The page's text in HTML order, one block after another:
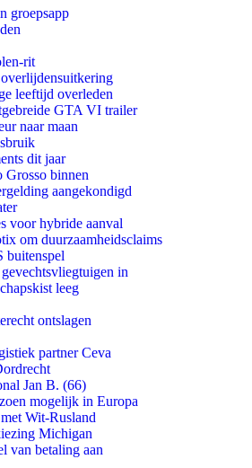
groepsapp
rit
leeftijd overleden
GTA VI trailer
naar maan
dit jaar
Grosso binnen
aangekondigd
voor hybride aanval
om duurzaamheidsclaims
buitenspel
in
leeg
ontslagen
partner Ceva
Jan B. (66)
mogelijk in Europa
Wit-Rusland
Michigan
van betaling aan